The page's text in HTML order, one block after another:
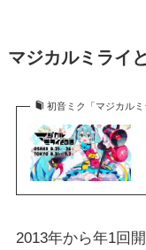
マジカルミライ
初音ミク「マジカルミ
2013年から年1回